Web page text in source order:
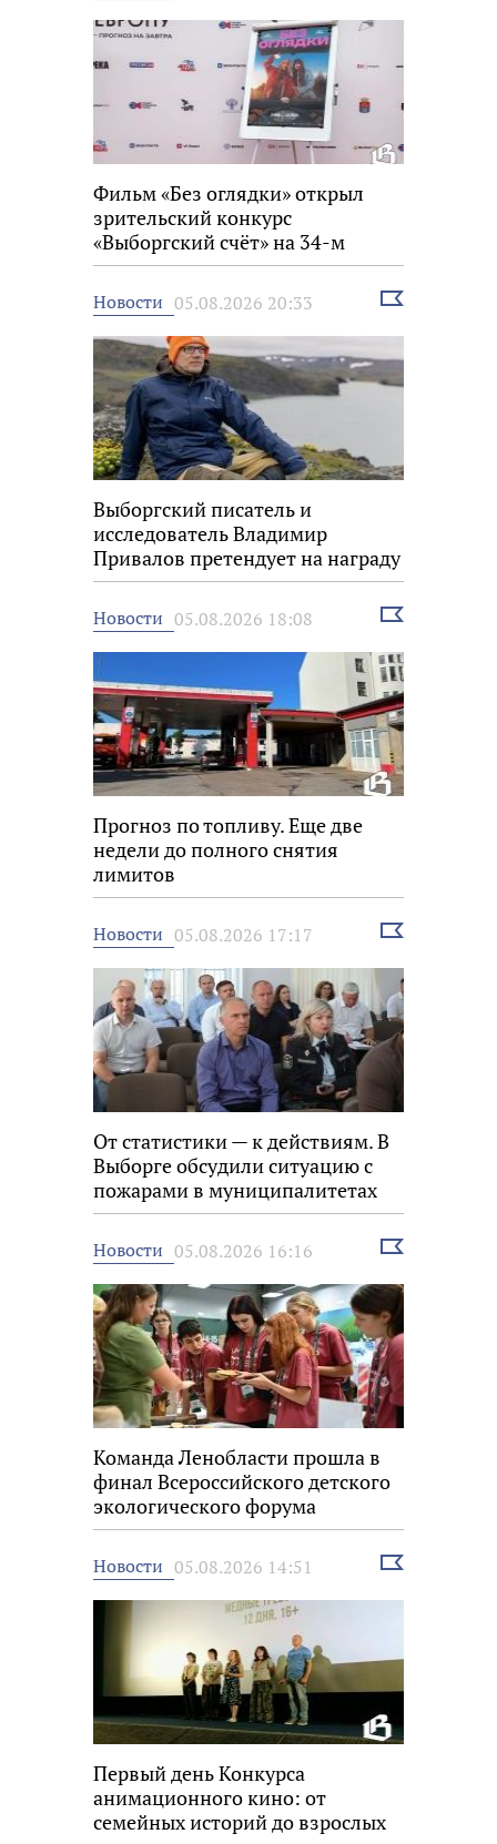
Фильм «Без оглядки» открыл
зрительский конкурс
«Выборгский счёт» на 34-м
фестивале «Окно в Европу»
Новости 05.08.2026 20:33
Выбрать
Выборгский писатель и
исследователь Владимир
Привалов претендует на награду
«Знание.Премия»
Новости 05.08.2026 18:08
Выбрать
Прогноз по топливу. Еще две
недели до полного снятия
лимитов
Новости 05.08.2026 17:17
Выбрать
От статистики — к действиям. В
Выборге обсудили ситуацию с
пожарами в муниципалитетах
Новости 05.08.2026 16:16
Выбрать
Команда Ленобласти прошла в
финал Всероссийского детского
экологического форума
Новости 05.08.2026 14:51
Выбрать
Первый день Конкурса
анимационного кино: от
семейных историй до взрослых